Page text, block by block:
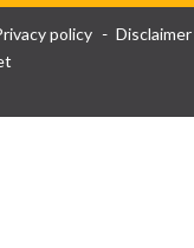
policy
Disclaimer